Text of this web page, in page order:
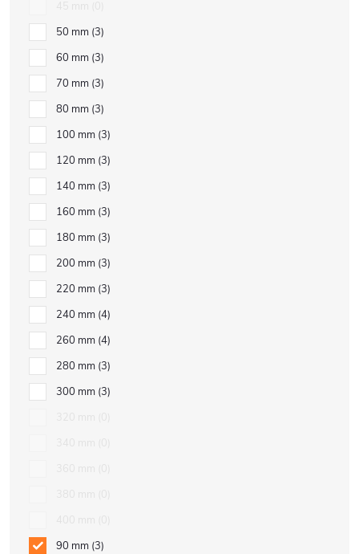
50 mm 3
60 mm 3
70 mm 3
80 mm 3
100 mm 3
120 mm 3
140 mm 3
160 mm 3
180 mm 3
200 mm 3
220 mm 3
240 mm 4
260 mm 4
280 mm 3
300 mm 3
90 mm 3